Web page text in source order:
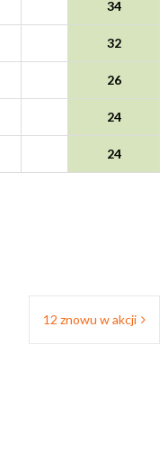
34
32
26
24
24
12 znowu w akcji